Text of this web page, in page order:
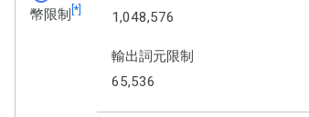
幣限制 [*]
1,048,576
輸出詞元限制
65,536